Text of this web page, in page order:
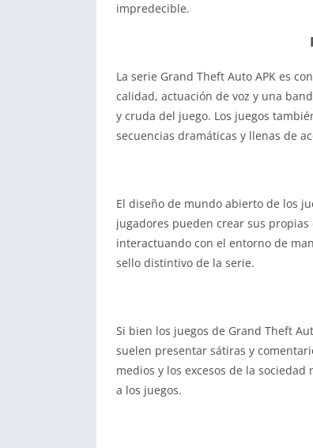
impredecible.
La serie Grand Theft Auto APK es
calidad, actuación de voz y una
y cruda del juego. Los juegos
secuencias dramáticas y llenas de
El diseño de mundo abierto de los
jugadores pueden crear sus
interactuando con el entorno de
sello distintivo de la serie.
Si bien los juegos de Grand Theft
suelen presentar sátiras y
medios y los excesos de la
a los juegos.